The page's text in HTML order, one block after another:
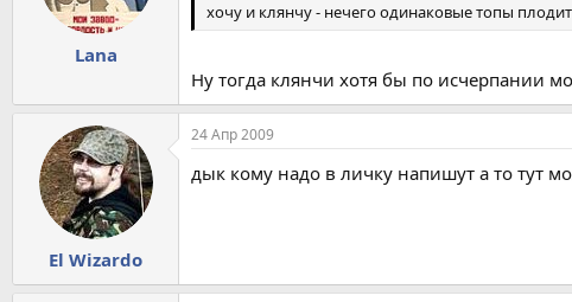
Lana
хочу и клянчу - нечего одинаковые топы
Ну тогда клянчи хотя бы по исчерпании
El Wizardo
24 Апр 2009
дык кому надо в личку напишут а то тут